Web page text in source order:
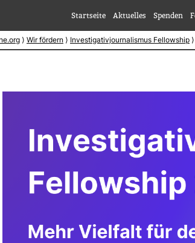
Startseite Aktuelles Spenden
⟩ Wir fördern ⟩ Investigativjournalismus Fellowship ⟩